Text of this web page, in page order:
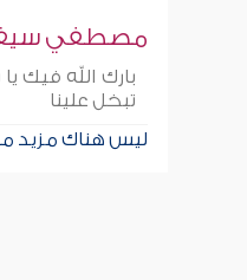
مصطفي
بارك الله فيك
تبخل علينا
ليس هناك مزيد من